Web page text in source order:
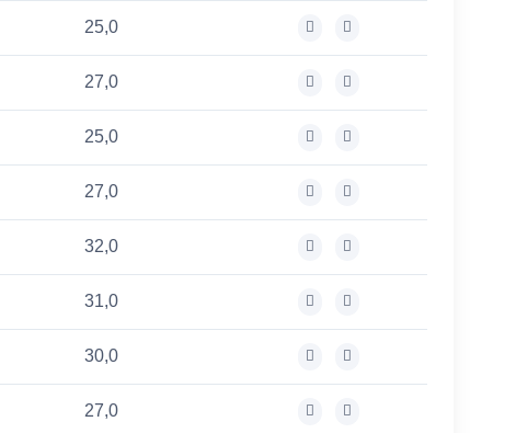
25,0
27,0
25,0
27,0
32,0
31,0
30,0
27,0